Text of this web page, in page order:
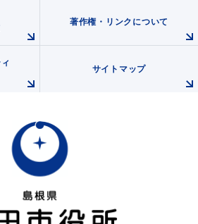
著作権・リンクについて
サイトマップ